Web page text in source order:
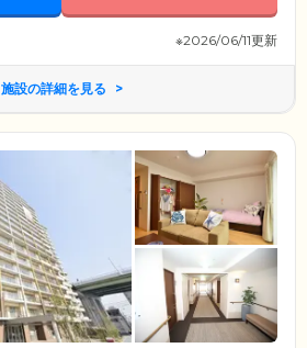
※2026/06/11更新
施設の詳細を見る